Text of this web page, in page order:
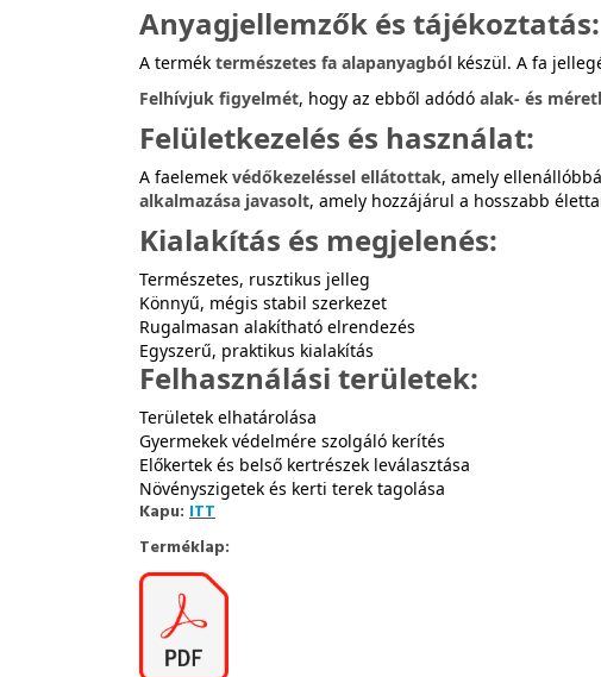
Anyagjellemzők és tájékoztatás:
A termék természetes fa alapanyagból készül. A fa
Felhívjuk figyelmét, hogy az ebből adódó alak- és
Felületkezelés és használat:
A faelemek védőkezeléssel ellátottak, amely
alkalmazása javasolt, amely hozzájárul a hosszabb
Kialakítás és megjelenés:
Természetes, rusztikus jelleg
Könnyű, mégis stabil szerkezet
Rugalmasan alakítható elrendezés
Egyszerű, praktikus kialakítás
Felhasználási területek:
Területek elhatárolása
Gyermekek védelmére szolgáló kerítés
Előkertek és belső kertrészek leválasztása
Növényszigetek és kerti terek tagolása
Kapu: ITT
Terméklap: